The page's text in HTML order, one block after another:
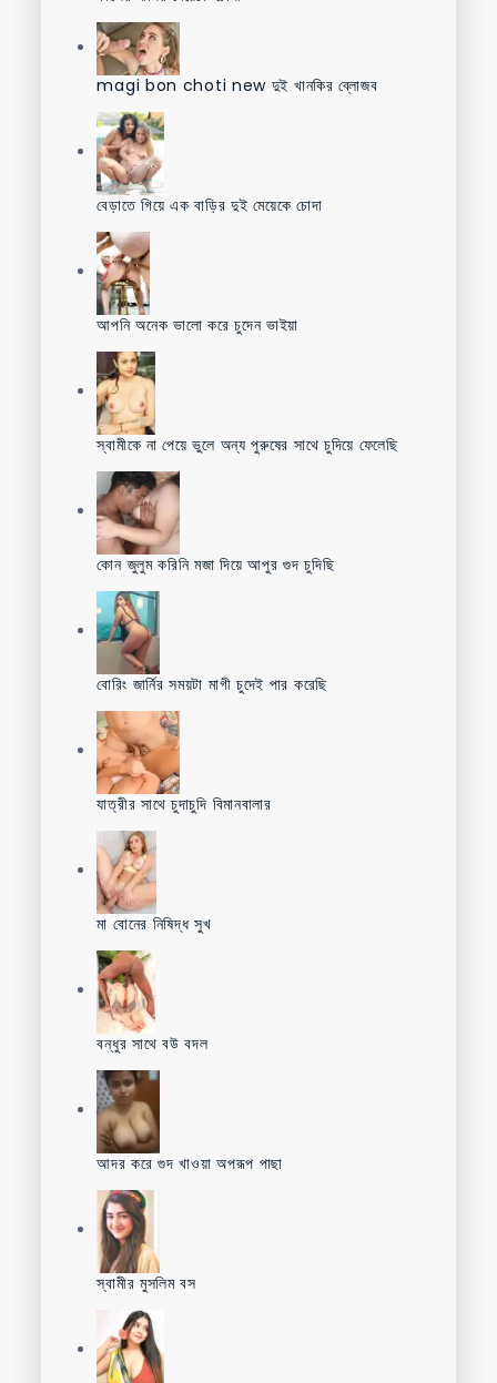
magi bon choti new দুই খানকির ব্লোজব
বেড়াতে গিয়ে এক বাড়ির দুই মেয়েকে চোদা
আপনি অনেক ভালো করে চুদেন ভাইয়া
স্বামীকে না পেয়ে ভুলে অন্য পুরুষের সাথে চুদিয়ে ফেলেছি
কোন জুলুম করিনি মজা দিয়ে আপুর গুদ চুদিছি
বোরিং জার্নির সময়টা মাগী চুদেই পার করেছি
যাত্রীর সাথে চুদাচুদি বিমানবালার
মা বোনের নিষিদ্ধ সুখ
বন্ধুর সাথে বউ বদল
আদর করে গুদ খাওয়া অপরূপ পাছা
স্বামীর মুসলিম বস